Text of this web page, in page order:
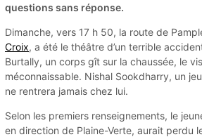
questions sans réponse.
Dimanche, vers 17 h 50, la route de
Croix, a été le théâtre d’un terrible
Burtally, un corps gît sur la chaussée, le
méconnaissable. Nishal Sookdharry, un
ne rentrera jamais chez lui.
Selon les premiers renseignements, le
en direction de Plaine-Verte, aurait perdu